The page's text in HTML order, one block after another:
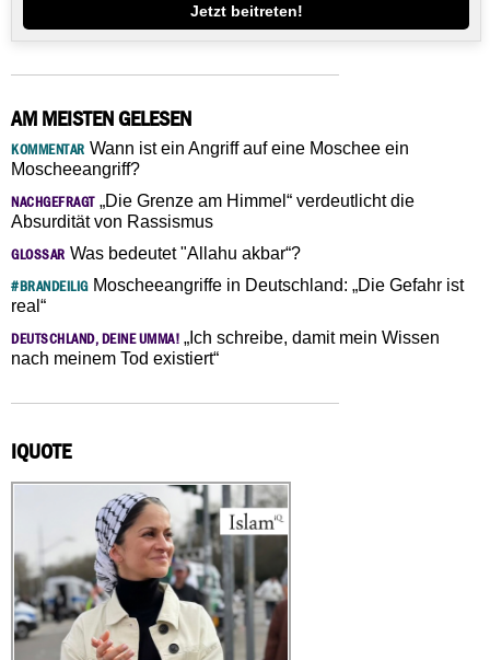
Jetzt beitreten!
AM MEISTEN GELESEN
KOMMENTAR Wann ist ein Angriff auf eine Moschee ein
Moscheeangriff?
NACHGEFRAGT„Die Grenze am Himmel“ verdeutlicht die
Absurdität von Rassismus
GLOSSAR Was bedeutet "Allahu akbar“?
#BRANDEILIGMoscheeangriffe in Deutschland: „Die Gefahr ist
real“
DEUTSCHLAND, DEINE UMMA! „Ich schreibe, damit mein Wissen
nach meinem Tod existiert“
IQUOTE